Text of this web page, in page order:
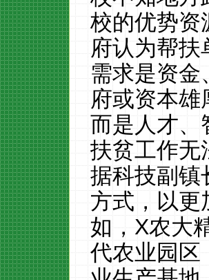
校的优势资
府认为帮扶
需求是资金
府或资本雄
而是人才、
扶贫工作无
据科技副镇
方式，以更
如，X农大
代农业园区